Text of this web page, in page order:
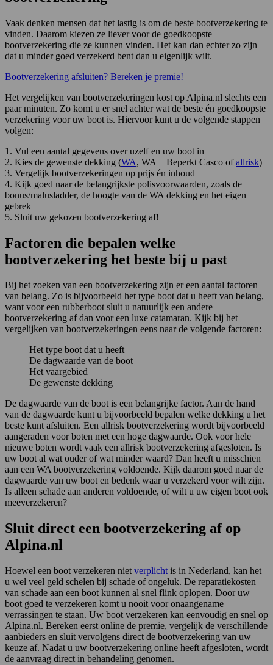
Vaak denken mensen dat het lastig is om de beste bootverzekering te
vinden. Daarom kiezen ze liever voor de goedkoopste
bootverzekering die ze kunnen vinden. Het kan dan echter zo zijn
dat u minder goed verzekerd bent dan u eigenlijk wilt.
Bootverzekering afsluiten? Bereken je premie!
Het vergelijken van bootverzekeringen kost op Alpina.nl slechts een
paar minuten. Zo komt u er snel achter wat de beste én goedkoopste
verzekering voor uw boot is. Hiervoor kunt u de volgende stappen
volgen:
1. Vul een aantal gegevens over uzelf en uw boot in
2. Kies de gewenste dekking (WA, WA + Beperkt Casco ofallrisk)
3. Vergelijk bootverzekeringen op prijs én inhoud
4. Kijk goed naar de belangrijkste polisvoorwaarden, zoals de
bonus/malusladder, de hoogte van de WA dekking en het eigen
gebrek
5. Sluit uw gekozen bootverzekering af!
Factoren die bepalen welke
bootverzekering het beste bij u past
Bij het zoeken van een bootverzekering zijn er een aantal factoren
van belang. Zo is bijvoorbeeld het type boot dat u heeft van belang,
want voor een rubberboot sluit u natuurlijk een andere
bootverzekering af dan voor een luxe catamaran. Kijk bij het
vergelijken van bootverzekeringen eens naar de volgende factoren:
Het type boot dat u heeft
De dagwaarde van de boot
Het vaargebied
De gewenste dekking
De dagwaarde van de boot is een belangrijke factor. Aan de hand
van de dagwaarde kunt u bijvoorbeeld bepalen welke dekking u het
beste kunt afsluiten. Een allrisk bootverzekering wordt bijvoorbeeld
aangeraden voor boten met een hoge dagwaarde. Ook voor hele
nieuwe boten wordt vaak een allrisk bootverzekering afgesloten. Is
uw boot al wat ouder of wat minder waard? Dan heeft u misschien
aan een WA bootverzekering voldoende. Kijk daarom goed naar de
dagwaarde van uw boot en bedenk waar u verzekerd voor wilt zijn.
Is alleen schade aan anderen voldoende, of wilt u uw eigen boot ook
meeverzekeren?
Sluit direct een bootverzekering af op
Alpina.nl
Hoewel een boot verzekeren niet verplicht is in Nederland, kan het
u wel veel geld schelen bij schade of ongeluk. De reparatiekosten
van schade aan een boot kunnen al snel flink oplopen. Door uw
boot goed te verzekeren komt u nooit voor onaangename
verrassingen te staan. Uw boot verzekeren kan eenvoudig en snel op
Alpina.nl. Bereken eerst online de premie, vergelijk de verschillende
aanbieders en sluit vervolgens direct de bootverzekering van uw
keuze af. Nadat u uw bootverzekering online heeft afgesloten, wordt
de aanvraag direct in behandeling genomen.